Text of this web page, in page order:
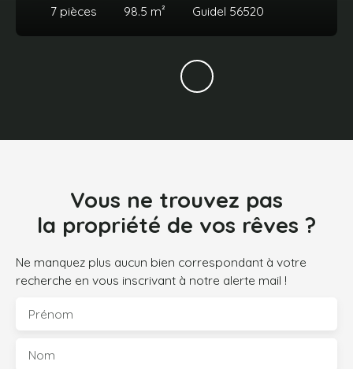
7 pièces 98.5 m² Guidel 56520
Vous ne trouvez pas
la propriété de vos rêves ?
Ne manquez plus aucun bien correspondant à votre
recherche en vous inscrivant à notre alerte mail !
Prénom
Nom